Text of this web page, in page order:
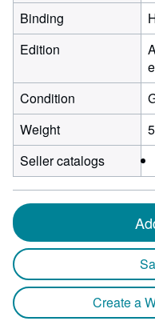
Binding
Edition
Condition
Weight
Seller catalogs
Create a